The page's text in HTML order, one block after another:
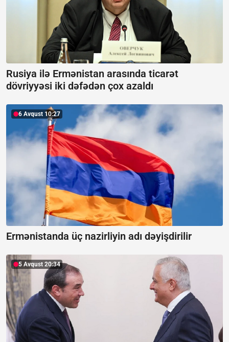
Rusiya ilə Ermənistan arasında ticarət
dövriyyəsi iki dəfədən çox azaldı
6 Avqust 10:27
Ermənistanda üç nazirliyin adı dəyişdirilir
5 Avqust 20:34